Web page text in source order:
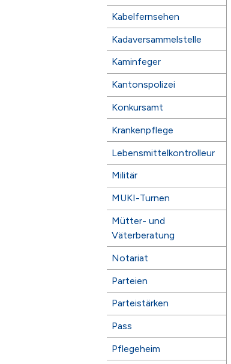
Kabelfernsehen
Kadaversammelstelle
Kaminfeger
Kantonspolizei
Konkursamt
Krankenpflege
Lebensmittelkontrolleur
Militär
MUKI-Turnen
Mütter- und
Väterberatung
Notariat
Parteien
Parteistärken
Pass
Pflegeheim